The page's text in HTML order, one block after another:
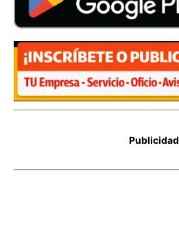
Publicidad